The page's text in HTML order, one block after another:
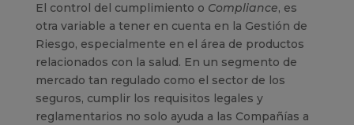
El control del cumplimiento o Compliance, es
otra variable a tener en cuenta en la Gestión de
Riesgo, especialmente en el área de productos
relacionados con la salud. En un segmento de
mercado tan regulado como el sector de los
seguros, cumplir los requisitos legales y
reglamentarios no solo ayuda a las Compañías a